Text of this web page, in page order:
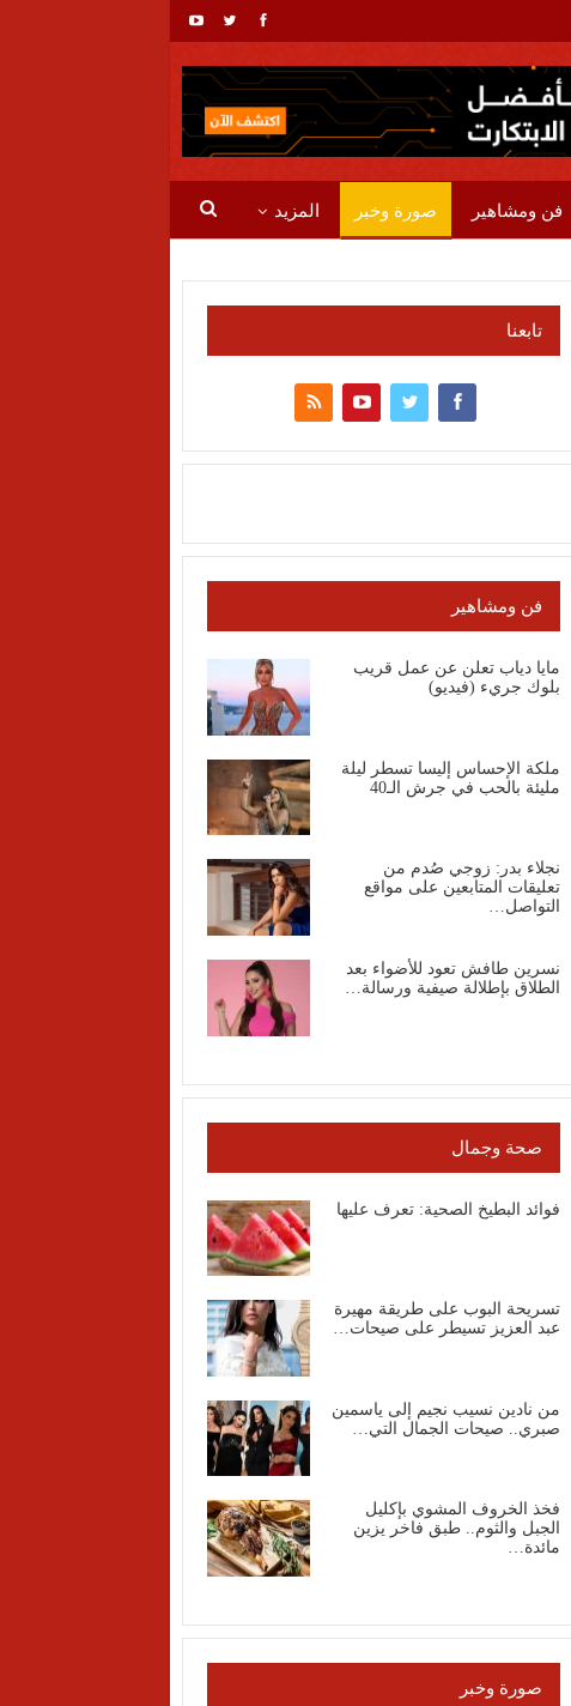
فن ومشاهير صورة وخبر المزيد
تابعنا
فن ومشاهير
مايا دياب تعلن عن عمل قريب
بلوك جريء (فيديو)
ملكة الإحساس إليسا تسطر ليلة
مليئة بالحب في جرش الـ40
نجلاء بدر: زوجي صُدم من
تعليقات المتابعين على مواقع
التواصل…
نسرين طافش تعود للأضواء بعد
الطلاق بإطلالة صيفية ورسالة…
صحة وجمال
فوائد البطيخ الصحية: تعرف عليها
تسريحة البوب على طريقة مهيرة
عبد العزيز تسيطر على صيحات…
من نادين نسيب نجيم إلى ياسمين
صبري.. صيحات الجمال التي…
فخذ الخروف المشوي بإكليل
الجبل والثوم.. طبق فاخر يزين
مائدة…
صورة وخبر